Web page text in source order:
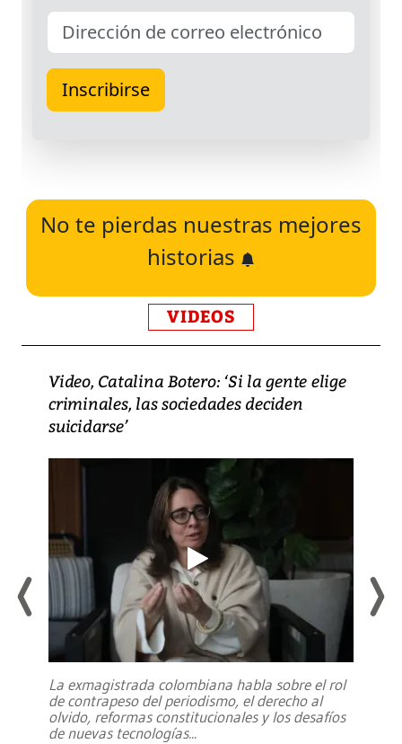
No te pierdas nuestras mejores
historias
VIDEOS
Video, Catalina Botero: ‘Si la gente elige
criminales, las sociedades deciden
suicidarse’
La exmagistrada colombiana habla sobre el rol
de contrapeso del periodismo, el derecho al
olvido, reformas constitucionales y los desafíos
de nuevas tecnologías...